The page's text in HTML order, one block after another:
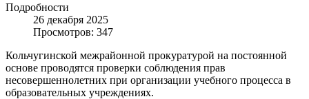
Подробности
26 декабря 2025
Просмотров: 347
Кольчугинской межрайонной прокуратурой на постоянной
основе проводятся проверки соблюдения прав
несовершеннолетних при организации учебного процесса в
образовательных учреждениях.